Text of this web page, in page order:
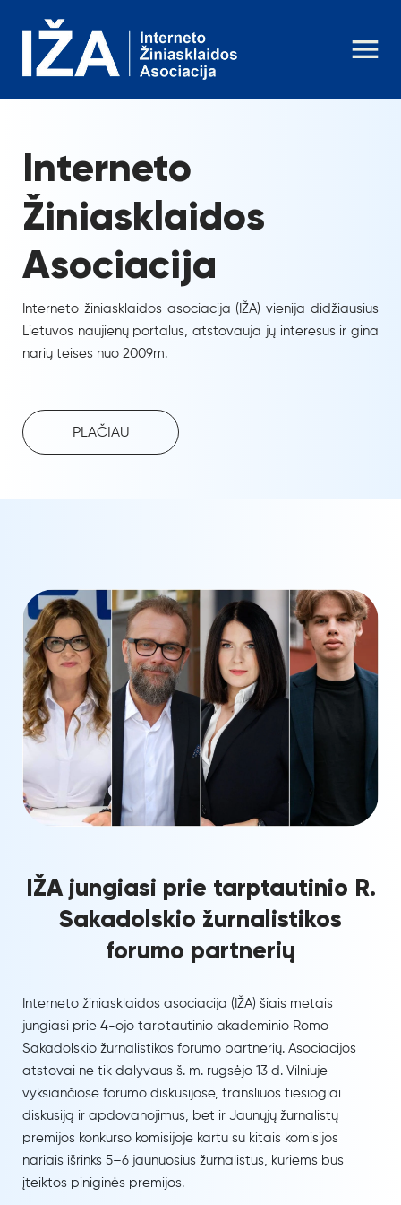
Interneto
Žiniasklaidos
Asociacija
Interneto žiniasklaidos asociacija (IŽA) vienija didžiausius
Lietuvos naujienų portalus, atstovauja jų interesus ir gina
narių teises nuo 2009m.
PLAČIAU
IŽA jungiasi prie tarptautinio R.
Sakadolskio žurnalistikos
forumo partnerių
Interneto žiniasklaidos asociacija (IŽA) šiais metais
jungiasi prie 4-ojo tarptautinio akademinio Romo
Sakadolskio žurnalistikos forumo partnerių. Asociacijos
atstovai ne tik dalyvaus š. m. rugsėjo 13 d. Vilniuje
vyksiančiose forumo diskusijose, transliuos tiesiogiai
diskusiją ir apdovanojimus, bet ir Jaunųjų žurnalistų
premijos konkurso komisijoje kartu su kitais komisijos
nariais išrinks 5–6 jaunuosius žurnalistus, kuriems bus
įteiktos piniginės premijos.